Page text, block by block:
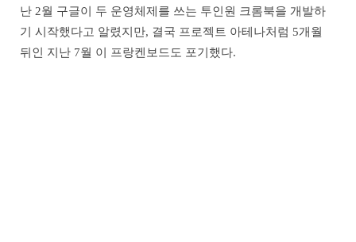
난 2월 구글이 두 운영체제를 쓰는 투인원 크롬북을 개발하
기 시작했다고 알렸지만, 결국 프로젝트 아테나처럼 5개월
뒤인 지난 7월 이 프랑켄보드도 포기했다.